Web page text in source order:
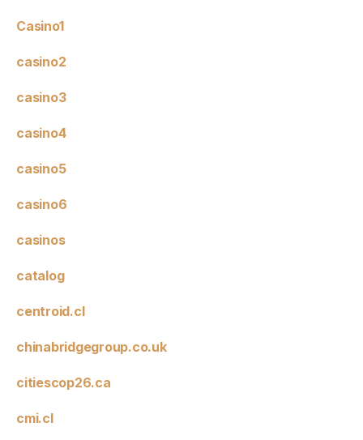
Casino1
casino2
casino3
casino4
casino5
casino6
casinos
catalog
centroid.cl
chinabridgegroup.co.uk
citiescop26.ca
cmi.cl